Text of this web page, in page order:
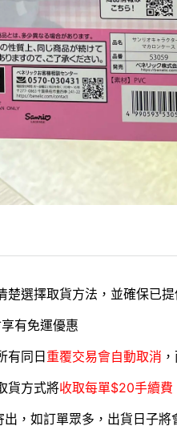
楚選擇取貨方法，並確保已
有免運優惠
有同日 重覆交易會自動取消
貨方式將收取每單$20手續費
出，如訂單眾多，出貨日子